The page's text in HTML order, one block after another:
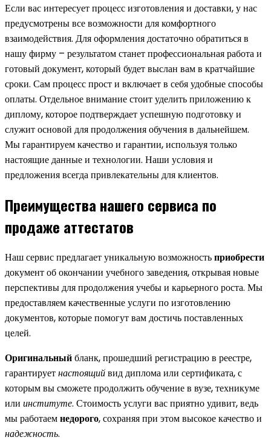
Если вас интересует процесс изготовления и доставки, у нас
предусмотрены все возможности для комфортного
взаимодействия. Для оформления достаточно обратиться в
нашу фирму – результатом станет профессиональная работа и
готовый документ, который будет выслан вам в кратчайшие
сроки. Сам процесс прост и включает в себя удобные способы
оплаты. Отдельное внимание стоит уделить приложению к
диплому, которое подтверждает успешную подготовку и
служит основой для продолжения обучения в дальнейшем.
Мы гарантируем качество и гарантии, используя только
настоящие данные и технологии. Наши условия и
предложения всегда привлекательны для клиентов.
Преимущества нашего сервиса по
продаже аттестатов
Наш сервис предлагает уникальную возможностьприобрести
документ об окончании учебного заведения, открывая новые
перспективы для продолжения учебы и карьерного роста. Мы
предоставляем качественные услуги по изготовлению
документов, которые помогут вам достичь поставленных
целей.
Оригинальныйбланк, прошедший регистрацию в реестре,
гарантируетнастоящийвид диплома или сертификата, с
которым вы сможете продолжить обучение в вузе, техникуме
или институте. Стоимость услуги вас приятно удивит, ведь
мы работаемнедорого, сохраняя при этом высокое качество и
надежность.